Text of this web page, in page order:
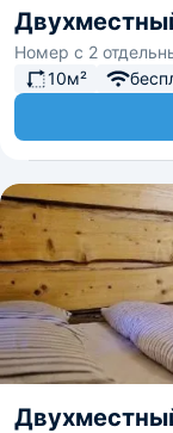
Номер с 2
10м²